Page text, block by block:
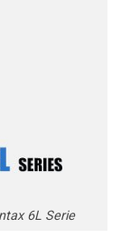
6L Serie